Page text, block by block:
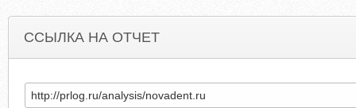
ССЫЛКА НА ОТЧЕТ